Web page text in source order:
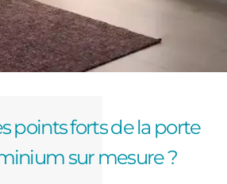
points forts de la porte
sur mesure ?